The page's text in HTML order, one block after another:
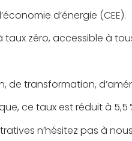
d’énergie (CEE).
zéro, accessible à
transformation,
ce taux est réduit à 5,5
n’hésitez pas à